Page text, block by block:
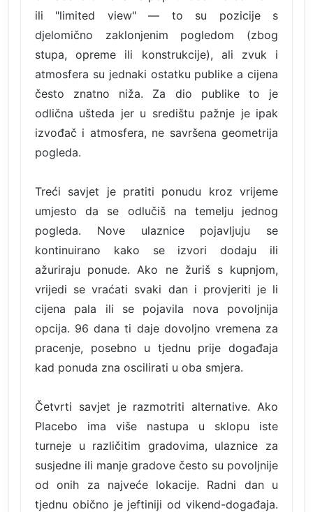
ili "limited view" — to su pozicije s
djelomično zaklonjenim pogledom (zbog
stupa, opreme ili konstrukcije), ali zvuk i
atmosfera su jednaki ostatku publike a cijena
često znatno niža. Za dio publike to je
odlična ušteda jer u središtu pažnje je ipak
izvođač i atmosfera, ne savršena geometrija
pogleda.
Treći savjet je pratiti ponudu kroz vrijeme
umjesto da se odlučiš na temelju jednog
pogleda. Nove ulaznice pojavljuju se
kontinuirano kako se izvori dodaju ili
ažuriraju ponude. Ako ne žuriš s kupnjom,
vrijedi se vraćati svaki dan i provjeriti je li
cijena pala ili se pojavila nova povoljnija
opcija. 96 dana ti daje dovoljno vremena za
pracenje, posebno u tjednu prije događaja
kad ponuda zna oscilirati u oba smjera.
Četvrti savjet je razmotriti alternative. Ako
Placebo ima više nastupa u sklopu iste
turneje u različitim gradovima, ulaznice za
susjedne ili manje gradove često su povoljnije
od onih za najveće lokacije. Radni dan u
tjednu obično je jeftiniji od vikend-događaja.